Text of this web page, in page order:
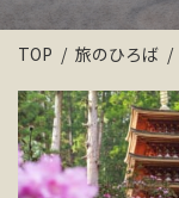
ツアー催行状
旅のひろば
イベント
新着情報
TOP 旅のひろば